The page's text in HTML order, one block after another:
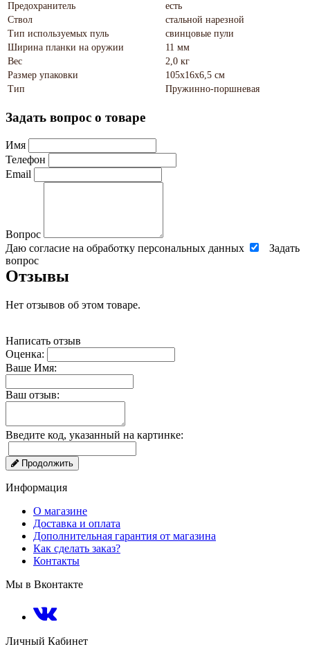
Предохранитель
есть
Ствол
стальной нарезной
Тип используемых пуль
свинцовые пули
Ширина планки на оружии
11 мм
Вес
2,0 кг
Размер упаковки
105х16х6,5 см
Тип
Пружинно-поршневая
Задать вопрос о товаре
Имя
Телефон
Email
Вопрос
Даю согласие на обработку персональных данных
Задать
вопрос
Отзывы
Нет отзывов об этом товаре.
Написать отзыв
Оценка:
Ваше Имя:
Ваш отзыв:
Введите код, указанный на картинке:
Продолжить
Информация
О магазине
Доставка и оплата
Дополнительная гарантия от магазина
Как сделать заказ?
Контакты
Мы в Вконтакте
Личный Кабинет